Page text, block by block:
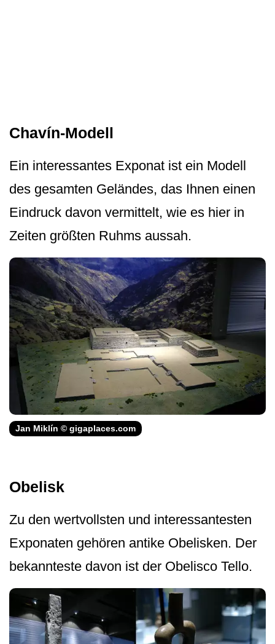
Chavín-Modell
Ein interessantes Exponat ist ein Modell
des gesamten Geländes, das Ihnen einen
Eindruck davon vermittelt, wie es hier in
Zeiten größten Ruhms aussah.
Jan Miklín © gigaplaces.com
Obelisk
Zu den wertvollsten und interessantesten
Exponaten gehören antike Obelisken. Der
bekannteste davon ist der Obelisco Tello.